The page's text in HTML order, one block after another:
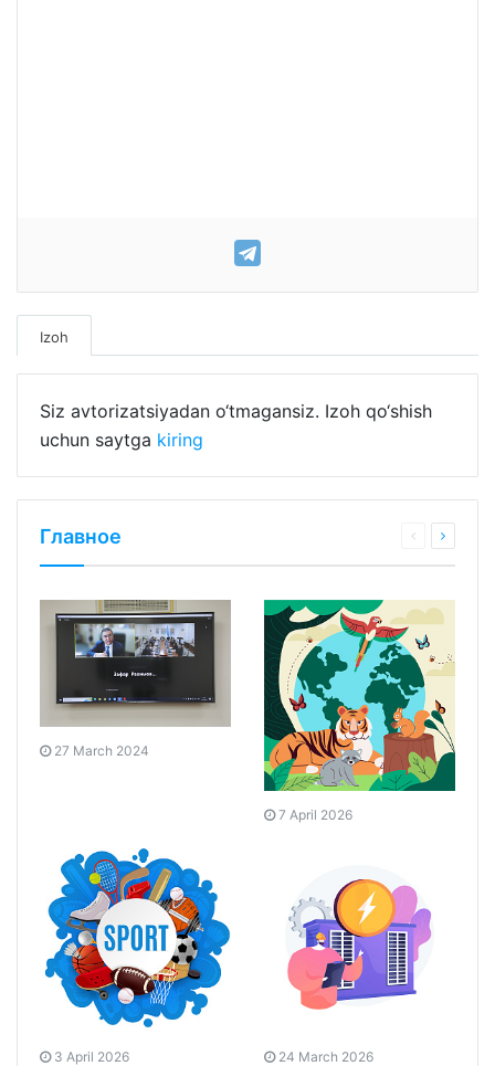
Izoh
Siz avtorizatsiyadan o‘tmagansiz. Izoh qo‘shish
uchun saytga kiring
Главное
27 March 2024
7 April 2026
3 April 2026 24 March 2026